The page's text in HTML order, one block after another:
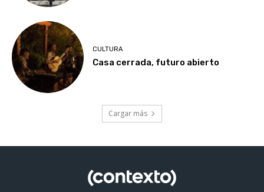
CULTURA
Casa cerrada, futuro abierto
Cargar más